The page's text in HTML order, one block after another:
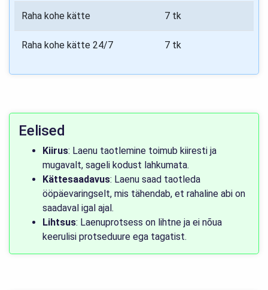
Raha kohe kätte 7 tk
Raha kohe kätte 24/7 7 tk
Eelised
Kiirus: Laenu taotlemine toimub kiiresti ja
mugavalt, sageli kodust lahkumata.
Kättesaadavus: Laenu saad taotleda
ööpäevaringselt, mis tähendab, et rahaline abi on
saadaval igal ajal.
Lihtsus: Laenuprotsess on lihtne ja ei nõua
keerulisi protseduure ega tagatist.